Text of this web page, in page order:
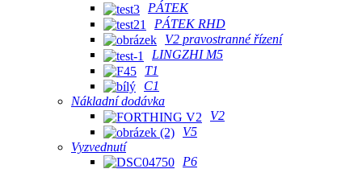
PÁTEK
PÁTEK RHD
V2 pravostranné řízení
LINGZHI M5
T1
C1
Nákladní dodávka
V2
V5
Vyzvednutí
P6